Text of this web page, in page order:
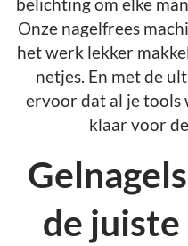
belichting om elke
Onze nagelfrees
het werk lekker
netjes. En met de
ervoor dat al je tools
klaar voor
de